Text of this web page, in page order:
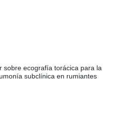
sobre ecografía torácica para la
subclínica en rumiantes